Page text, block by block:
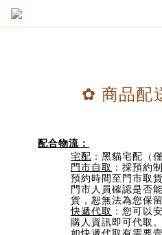
✿商品配
配合物流：
宅配 ： 黑貓宅配 （
門市自取 ：採預約
預約時間至門市取
門市人員確認是否
貨， 恕無法為您保
快遞代取 ：您可以
購人資訊即可代取 。